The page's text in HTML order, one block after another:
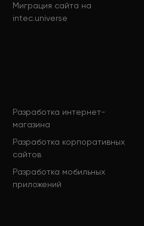
Миграция сайта на
intec.universe
Разработка интернет-
магазина
Разработка корпоративных
сайтов
Разработка мобильных
приложений